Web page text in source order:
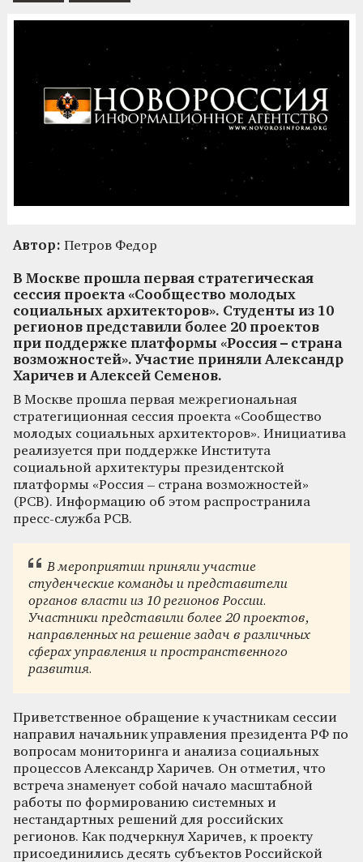
Автор: Петров Федор
В Москве прошла первая стратегическая
сессия проекта «Сообщество молодых
социальных архитекторов». Студенты из 10
регионов представили более 20 проектов
при поддержке платформы «Россия – страна
возможностей». Участие приняли Александр
Харичев и Алексей Семенов.
В Москве прошла первая межрегиональная
стратегиционная сессия проекта «Сообщество
молодых социальных архитекторов». Инициатива
реализуется при поддержке Института
социальной архитектуры президентской
платформы «Россия – страна возможностей»
(РСВ). Информацию об этом распространила
пресс-служба РСВ.
В мероприятии приняли участие
студенческие команды и представители
органов власти из 10 регионов России.
Участники представили более 20 проектов,
направленных на решение задач в различных
сферах управления и пространственного
развития.
Приветственное обращение к участникам сессии
направил начальник управления президента РФ по
вопросам мониторинга и анализа социальных
процессов Александр Харичев. Он отметил, что
встреча знаменует собой начало масштабной
работы по формированию системных и
нестандартных решений для российских
регионов. Как подчеркнул Харичев, к проекту
присоединились десять субъектов Российской